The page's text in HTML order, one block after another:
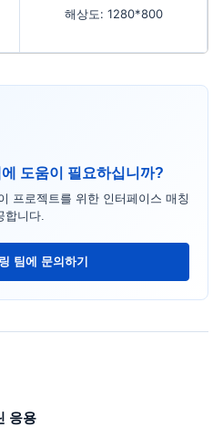
해상도: 1280*800
도움이 필요하십니까?
프로젝트를 위한 인터페이스 매칭
니다.
팀에 문의하기
응용